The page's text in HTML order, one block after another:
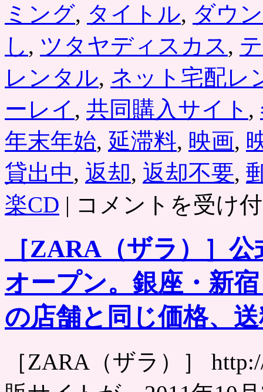
ミング, タイトル, ダウ
し , ツタヤディスカス ,
レンタル, ネット宅配レ
ーレイ , 共同購入サイト ,
年末年始, 延滞料, 映画,
貸出中, 返却, 返却不要,
楽CD |
宅
配
ン
タ
ル
に、
TV
信
ン
コメントを受け
［ZARA（ザラ）］
オープン。銀座・新
の店舗と同じ価格、
［ZARA（ザラ）］